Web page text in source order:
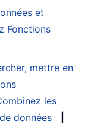
et
Fonctions
mettre en
les
données